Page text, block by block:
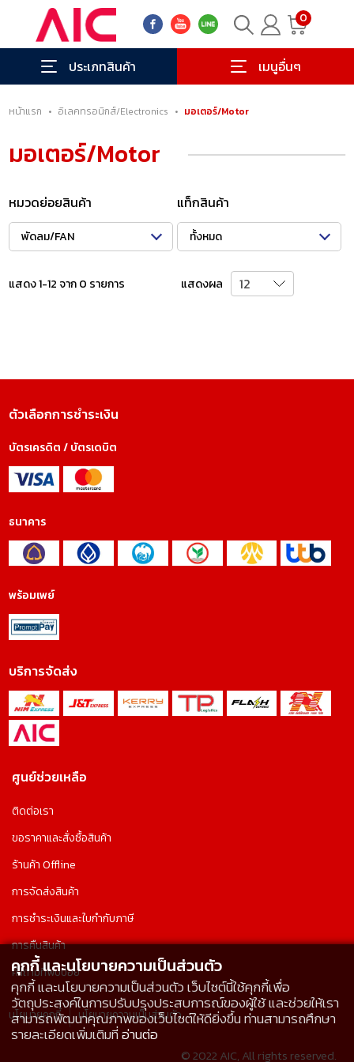
0
ประเภทสินค้า เมนูอื่นๆ
หน้าแรก • อิเลคทรอนิกส์/Electronics • มอเตอร์/Motor
มอเตอร์/Motor
หมวดย่อยสินค้า
พัดลม/FAN
แท็กสินค้า
ทั้งหมด
แสดง 1-12 จาก 0 รายการ แสดงผล
ตัวเลือกการชำระเงิน
บัตรเครดิต / บัตรเดบิต
ธนาคาร
พร้อมเพย์
บริการจัดส่ง
ศูนย์ช่วยเหลือ
ติดต่อเรา
ขอราคาและสั่งซื้อสินค้า
ร้านค้า Offline
การจัดส่งสินค้า
การชำระเงินและใบกำกับภาษี
การคืนสินค้า
คำถามที่พบบ่อย
นโยบายคุกกี้ นโยบายความเป็นส่วนตัว
© 2022 AIC, All rights reserved.
คุกกี้ และนโยบายความเป็นส่วนตัว
คุกกี้ และนโยบายความเป็นส่วนตัว เว็บไซต์นี้ใช้คุกกี้เพื่อ
วัตถุประสงค์ในการปรับปรุงประสบการณ์ของผู้ใช้ และช่วยให้เรา
สามารถพัฒนาคุณภาพของเว็บไซต์ให้ดียิ่งขึ้น ท่านสามารถศึกษา
รายละเอียดเพิ่มเติมที่อ่านต่อ